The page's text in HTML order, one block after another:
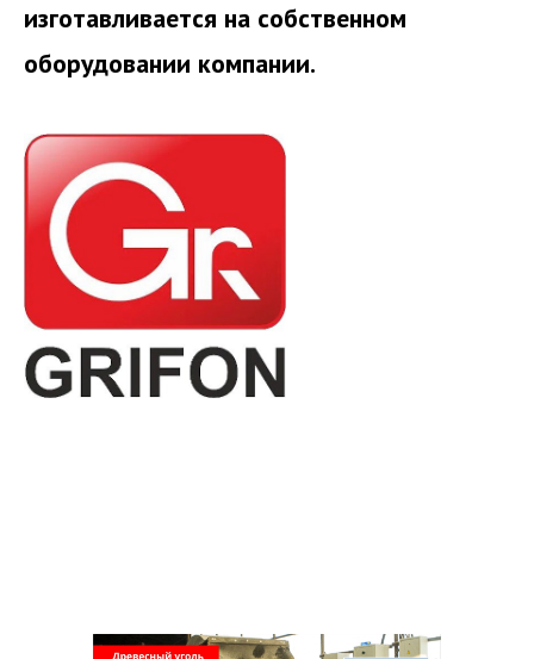
изготавливается на собственном
оборудовании компании.